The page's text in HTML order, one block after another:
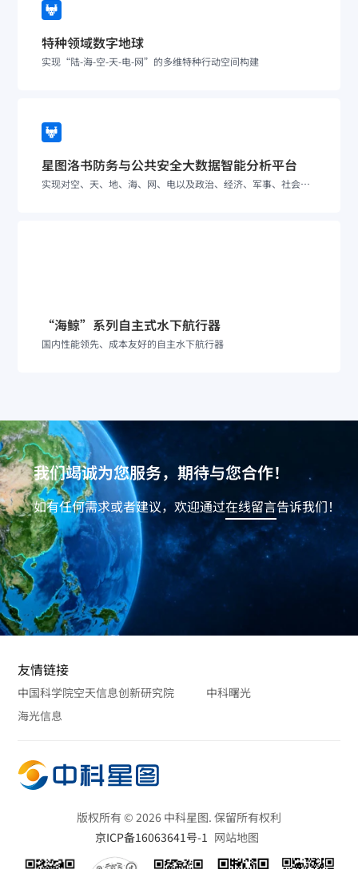
特种领域数字地球
实现“陆-海-空-天-电-网”的多维特种行动空间构建
星图洛书防务与公共安全大数据智能分析平台
实现对空、天、地、海、网、电以及政治、经济、军事、社会、人文等多领域数据的精准融合与分析
“海鲸”系列自主式水下航行器
国内性能领先、成本友好的自主水下航行器
我们竭诚为您服务，期待与您合作！
如有任何需求或者建议，欢迎通过在线留言告诉我们！
友情链接
中国科学院空天信息创新研究院
中科曙光
海光信息
版权所有 © 2026 中科星图. 保留所有权利
京ICP备16063641号-1 网站地图